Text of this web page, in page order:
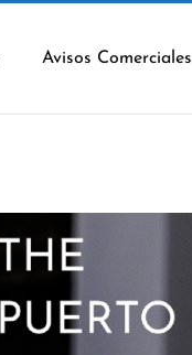
Avisos Comerciales